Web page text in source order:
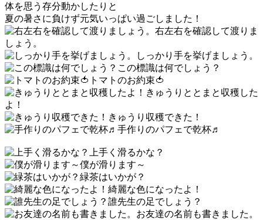
体を思う存分動かしたりと
夏の暑さに負けず元気いっぱい過ごしました！
右左右を確認して渡りま
しょう。
しっかり手を挙げましょう。
この標識は何でしょう？
トマトのお約束🍅
きゅうりととまと収穫した
よ！
きゅうり収穫できた！
手作りのパフェで乾杯♬
上手く滑るかな？
僕が滑ります～
緑茶はいかが？
綺麗な色になったよ！
誰先生の足でしょう？
お友達の名前も書きました。